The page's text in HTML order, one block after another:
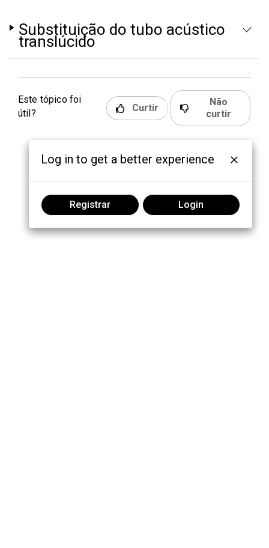
Substituição do tubo acústico
translúcido
Este tópico foi
útil?
Curtir
Não
curtir
Log in to get a better experience
Registrar Login